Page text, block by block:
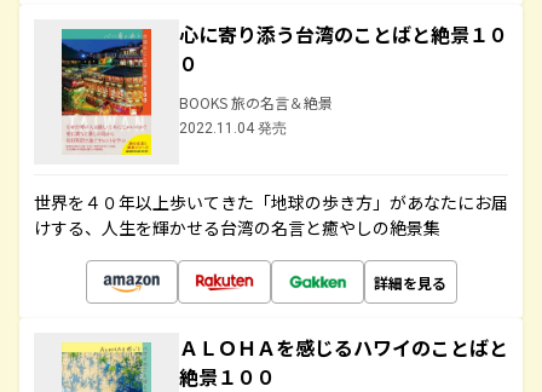
心に寄り添う台湾のことばと絶景１０
０
BOOKS 旅の名言＆絶景
2022.11.04 発売
世界を４０年以上歩いてきた「地球の歩き方」があなたにお届
けする、人生を輝かせる台湾の名言と癒やしの絶景集
詳細を見る
ＡＬＯＨＡを感じるハワイのことばと
絶景１００